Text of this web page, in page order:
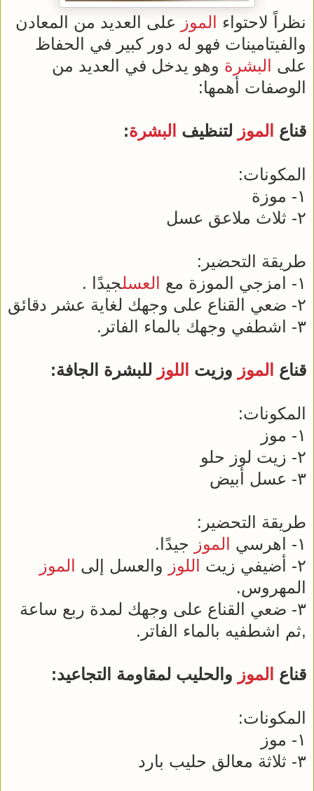
نظراً لاحتواء الموز على العديد من المعادن
والفيتامينات فهو له دور كبير في الحفاظ
على البشرة وهو يدخل في العديد من
الوصفات أهمها:
قناع الموز لتنظيف البشرة:
المكونات:
١- موزة
٢- ثلاث ملاعق عسل
طريقة التحضير:
١- امزجي الموزة مع
العسلجيدًا .
٢- ضعي القناع على وجهك لغاية عشر دقائق
٣- اشطفي وجهك بالماء الفاتر.
قناع الموز وزيت اللوز للبشرة الجافة:
المكونات:
١- موز
٢- زيت لوز حلو
٣- عسل أبيض
طريقة التحضير:
١- اهرسي
الموز جيدًا.
٢- أضيفي زيت
اللوز والعسل إلى الموز
المهروس.
٣- ضعي القناع على وجهك لمدة ربع ساعة
,ثم اشطفيه بالماء الفاتر.
قناع الموز والحليب لمقاومة التجاعيد:
المكونات:
١- موز
٣- ثلاثة معالق حليب بارد